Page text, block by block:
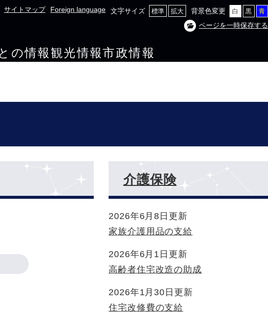
サイトマップ Foreign language 文字サイズ 標準 拡大 背景色変更 白 黒 青
ページを一時保存する
の情報観光情報市政情報
介護保険
2026年6月8日更新
家族介護用品の支給
2026年6月1日更新
高齢者住宅改造の助成
2026年1月30日更新
住宅改修費の支給